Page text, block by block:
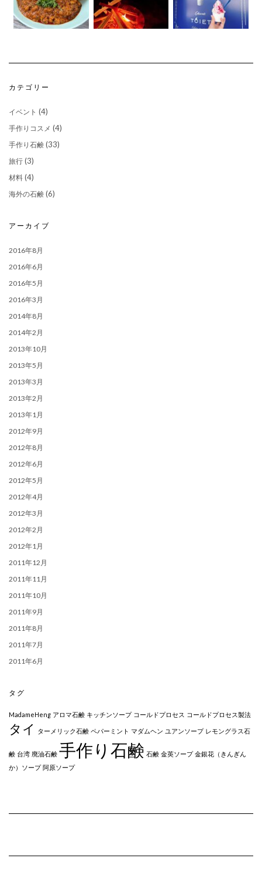
カテゴリー
イベント (4)
手作りコスメ (4)
手作り石鹸 (33)
旅行 (3)
材料 (4)
海外の石鹸 (6)
アーカイブ
2016年8月
2016年6月
2016年5月
2016年3月
2014年8月
2014年2月
2013年10月
2013年5月
2013年3月
2013年2月
2013年1月
2012年9月
2012年8月
2012年6月
2012年5月
2012年4月
2012年3月
2012年2月
2012年1月
2011年12月
2011年11月
2011年10月
2011年9月
2011年8月
2011年7月
2011年6月
タグ
MadameHeng アロマ石鹸 キッチンソープ コールドプロセス コールドプロセス製法
タイ ターメリック石鹸 ペパーミント マダムヘン ユアンソープ レモングラス石
鹸 台湾 廃油石鹸 手作り石鹸 石鹸 金英ソープ 金銀花（きんぎん
か）ソープ 阿原ソープ